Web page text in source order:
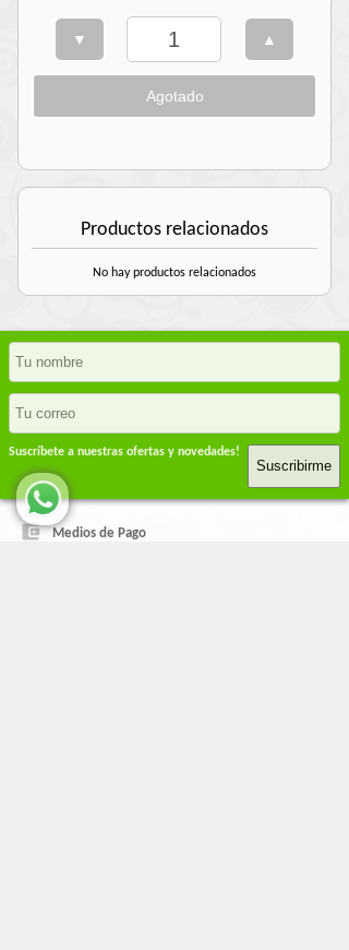
Productos relacionados
No hay productos relacionados
Suscríbete a nuestras ofertas y novedades!
Suscribirme
Medios de Pago